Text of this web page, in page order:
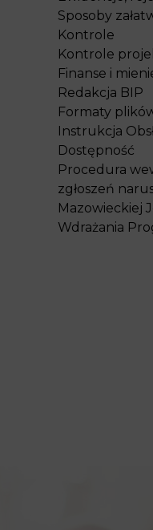
Sposoby
Kontrole
Kontrole
Finanse i
Redakcja BIP
Formaty
Instrukcja
Dostępność
Procedura
zgłoszeń
Mazowieckiej
Wdrażania